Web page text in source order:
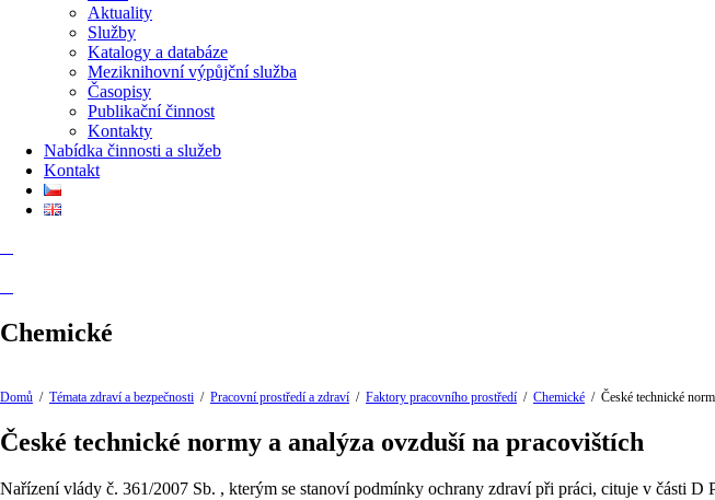
Aktuality
Služby
Katalogy a databáze
Meziknihovní výpůjční služba
Časopisy
Publikační činnost
Kontakty
Nabídka činnosti a služeb
Kontakt
Chemické
Domů / Témata zdraví a bezpečnosti / Pracovní prostředí a zdraví / Faktory pracovního prostředí / Chemické / České technické
České technické normy a analýza ovzduší na pracovištích
Nařízení vlády č. 361/2007 Sb. , kterým se stanoví podmínky ochrany zdraví při práci, cituje v části